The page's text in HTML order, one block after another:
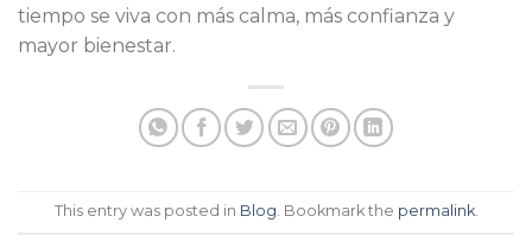
tiempo se viva con más calma, más confianza y
mayor bienestar.
This entry was posted in Blog. Bookmark the permalink.